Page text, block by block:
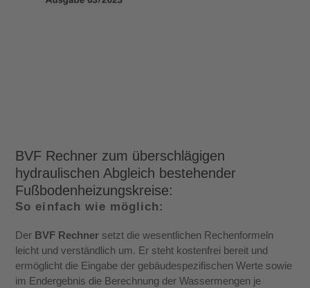
BVF Rechner zum überschlägigen
hydraulischen Abgleich bestehender
Fußbodenheizungskreise:
So einfach wie möglich:
Der BVF Rechner setzt die wesentlichen Rechenformeln
leicht und verständlich um. Er steht kostenfrei bereit und
ermöglicht die Eingabe der gebäudespezifischen Werte sowie
im Endergebnis die Berechnung der Wassermengen je